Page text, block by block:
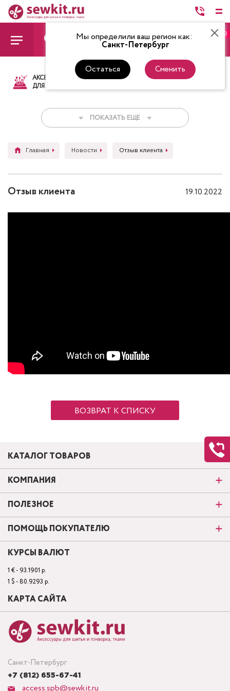
Мы определили ваш регион как:
Санкт-Петербург
Остаться Сменить
0
АКСЕССУАРЫ
ДЛЯ ШИТЬЯ
ТКАНИ НИТКИ
ПОКАЗАТЬ ЕЩЕ
Главная Новости Отзыв клиента
Отзыв клиента 19.10.2022
ВОЗВРАТ К СПИСКУ
Санкт-Петербург
+7 (812) 655-67-41
access.spb@sewkit.ru
КАТАЛОГ ТОВАРОВ
КОМПАНИЯ
ПОЛЕЗНОЕ
ПОМОЩЬ ПОКУПАТЕЛЮ
КУРСЫ ВАЛЮТ
1 € - 93.1901 р.
1 $ - 80.9293 р.
КАРТА САЙТА